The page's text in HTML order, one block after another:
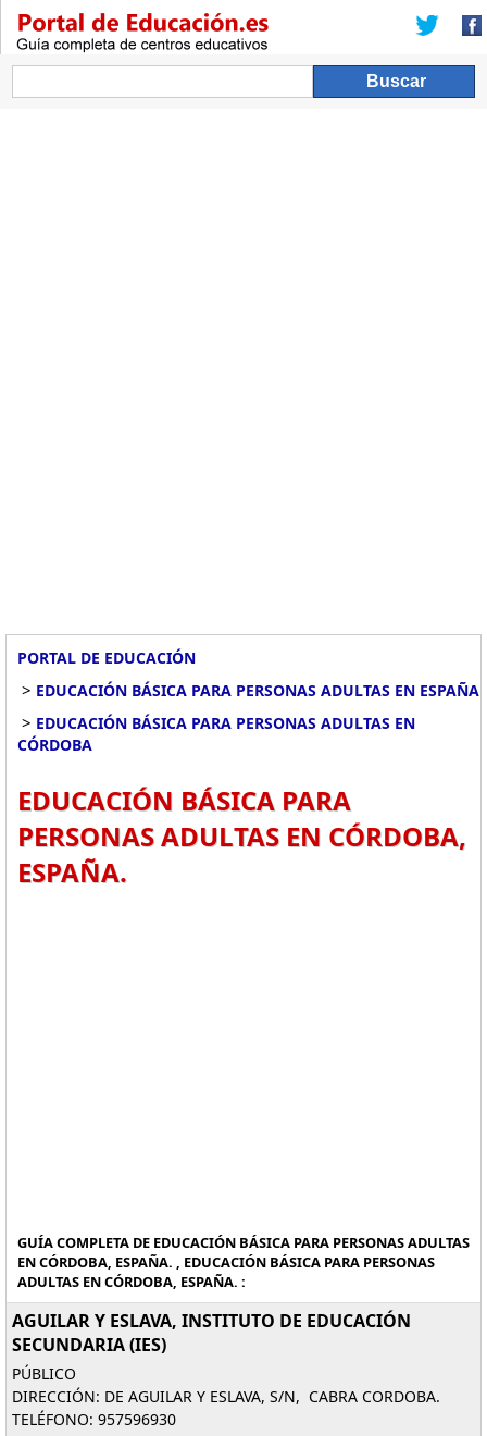
PORTAL DE EDUCACIÓN
> EDUCACIÓN BÁSICA PARA PERSONAS ADULTAS EN ESPAÑA
> EDUCACIÓN BÁSICA PARA PERSONAS ADULTAS EN
CÓRDOBA
EDUCACIÓN BÁSICA PARA
PERSONAS ADULTAS EN CÓRDOBA,
ESPAÑA.
GUÍA COMPLETA DE EDUCACIÓN BÁSICA PARA PERSONAS ADULTAS
EN CÓRDOBA, ESPAÑA. , EDUCACIÓN BÁSICA PARA PERSONAS
ADULTAS EN CÓRDOBA, ESPAÑA. :
AGUILAR Y ESLAVA, INSTITUTO DE EDUCACIÓN
SECUNDARIA (IES)
PÚBLICO
DIRECCIÓN: DE AGUILAR Y ESLAVA, S/N, CABRA CORDOBA.
TELÉFONO: 957596930